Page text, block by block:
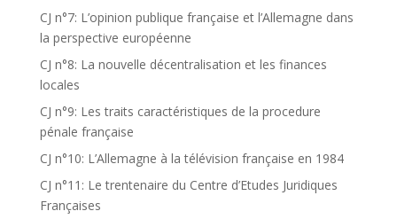
CJ n°7: L’opinion publique française et l’Allemagne dans
la perspective européenne
CJ n°8: La nouvelle décentralisation et les finances
locales
CJ n°9: Les traits caractéristiques de la procedure
pénale française
CJ n°10: L’Allemagne à la télévision française en 1984
CJ n°11: Le trentenaire du Centre d’Etudes Juridiques
Françaises